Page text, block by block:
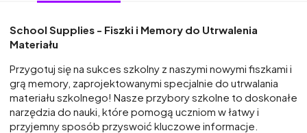
School Supplies - Fiszki i Memory do Utrwalenia
Materiału
Przygotuj się na sukces szkolny z naszymi nowymi fiszkami i
grą memory, zaprojektowanymi specjalnie do utrwalania
materiału szkolnego! Nasze przybory szkolne to doskonałe
narzędzia do nauki, które pomogą uczniom w łatwy i
przyjemny sposób przyswoić kluczowe informacje.